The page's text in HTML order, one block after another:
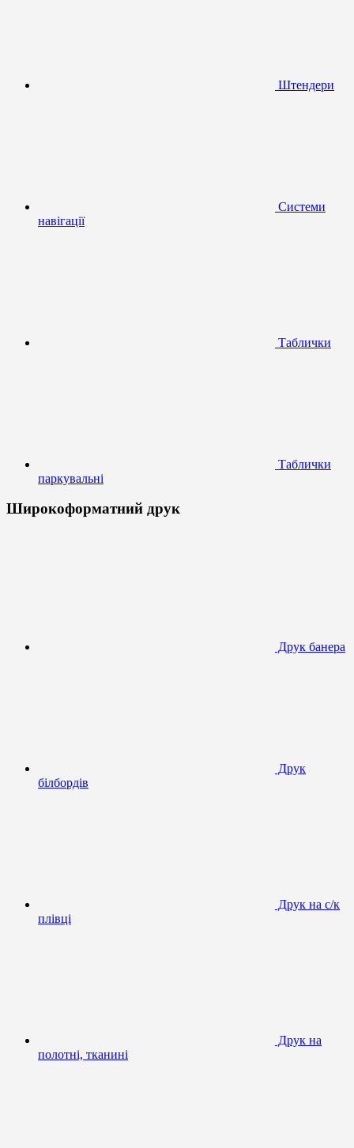
Штендери
Системи
навігації
Таблички
Таблички
паркувальні
Широкоформатний друк
Друк банера
Друк
білбордів
Друк на с/к
плівці
Друк на
полотні, тканині